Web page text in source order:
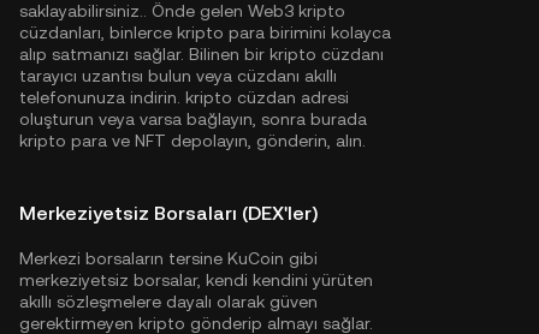
saklayabilirsiniz.. Önde gelen Web3 kripto
cüzdanları, binlerce kripto para birimini kolayca
alıp satmanızı sağlar. Bilinen bir kripto cüzdanı
tarayıcı uzantısı bulun veya cüzdanı akıllı
telefonunuza indirin. kripto cüzdan adresi
oluşturun veya varsa bağlayın, sonra burada
kripto para ve NFT depolayın, gönderin, alın.
Merkeziyetsiz Borsaları (DEX'ler)
Merkezi borsaların tersine KuCoin gibi
merkeziyetsiz borsalar, kendi kendini yürüten
akıllı sözleşmelere dayalı olarak güven
gerektirmeyen kripto gönderip almayı sağlar.